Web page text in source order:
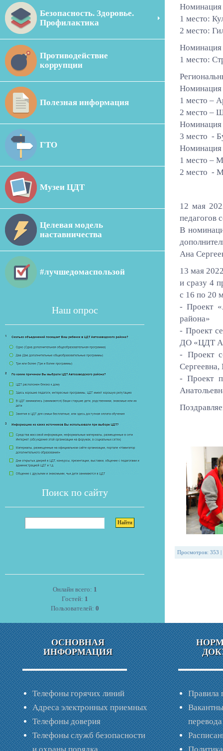
Безопасность. Здоровье.
Профилактика
Противодействие
коррупции
Полезная информация
ГТО
Музеи ЦДТ
Целевая модель
наставничества
#лучшедомаспользой
Наш опрос
Если
Поиск по сайту
Онлайн всего: 1
Гостей: 1
Пользователей: 0
Номинация
1 место:
2 место:
Номинация
1 место:
1 место –
2 место –
3 место -
Номинация
1 место –
2 место -
12 мая
педагогов
В
Ана
13 мая
и сразу 4
с 16 по 20
- Проект
района»
- Проект
ДО «ЦДТ
- Проект
- Проект
Просмотров: 353
ОСНОВНАЯ
ИНФОРМАЦИЯ
Телефоны горячих линий
Адреса электронных приемных
Телефоны доверия
Телефоны служб безопасности
Правила
перевода